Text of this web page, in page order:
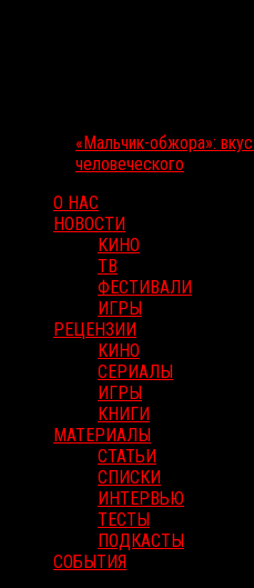
«Мальчик-обжора»:
человеческого
О НАС
НОВОСТИ
КИНО
ТВ
ФЕСТИВАЛИ
ИГРЫ
РЕЦЕНЗИИ
КИНО
СЕРИАЛЫ
ИГРЫ
КНИГИ
МАТЕРИАЛЫ
СТАТЬИ
СПИСКИ
ИНТЕРВЬЮ
ТЕСТЫ
ПОДКАСТЫ
СОБЫТИЯ